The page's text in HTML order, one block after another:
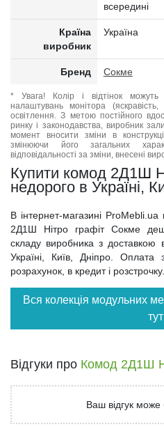
всередині
Країна
виробник
Україна
Бренд Сокме
* Увага! Колір і відтінок можуть
налаштувань монітора
освітлення. З метою постійного
ринку і законодавства, виробник
момент вносити зміни в
змінюючи його загальних
відповідальності за зміни, внесені
Купити комод 2Д1Ш
недорого в Україні,
В інтернет-магазині
2Д1Ш Нітро графіт Сокме
складу виробника з доставкою
Україні, Київ, Дніпро. Оплата
розрахунок, в кредит і розстрочку.
Вся колекція модульних
тут
Відгуки про Комод 2Д1Ш
Ваш відгук